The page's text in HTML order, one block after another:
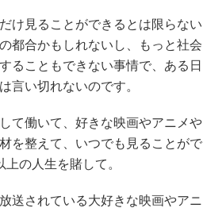
け見ることができるとは限らない
合かもしれないし、もっと社会
ることもできない事情で、ある日
言い切れないのです。
て働いて、好きな映画やアニメや
を整えて、いつでも見ることがで
の人生を賭して。
送されている大好きな映画やアニ